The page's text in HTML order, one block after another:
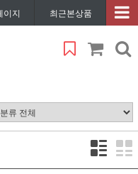
이지 최근본상품